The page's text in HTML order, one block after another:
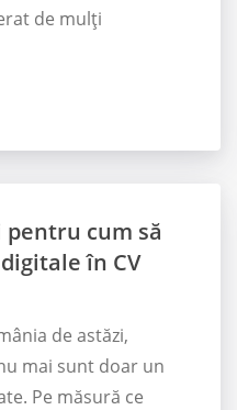
de mulți
pentru cum să
în CV
de astăzi,
mai sunt doar un
Pe măsură ce